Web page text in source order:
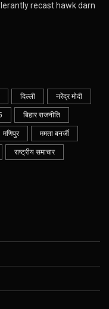
recast hawk darn
दिल्ली नरेंद्र मोदी
बिहार राजनीति
मणिपुर ममता बनर्जी
राष्ट्रीय समाचार